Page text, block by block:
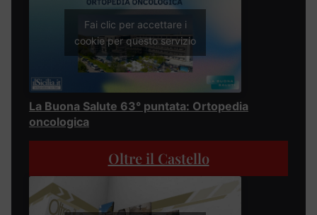
Fai clic per accettare i
cookie per questo servizio
La Buona Salute 63° puntata: Ortopedia
oncologica
Oltre il Castello